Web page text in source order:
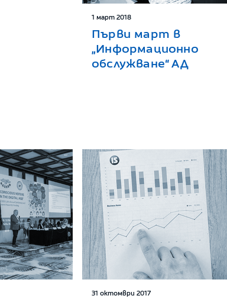
1 март 2018
Първи март в
„Информационно
обслужване“ АД
31 октомври 2017